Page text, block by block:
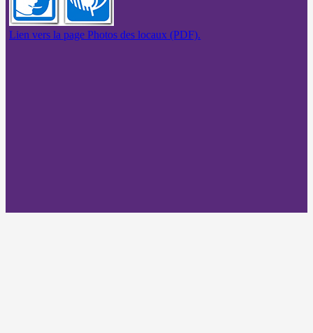
Lien vers la page Photos des locaux (PDF).